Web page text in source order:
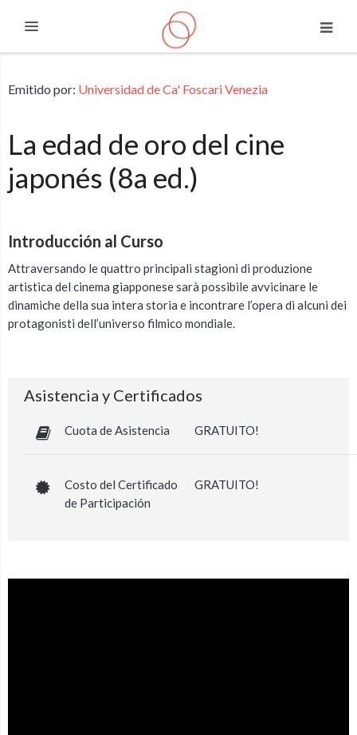
Expandir
Emitido por: Universidad de Ca' Foscari Venezia
La edad de oro del cine
japonés (8a ed.)
Introducción al Curso
Attraversando le quattro principali stagioni di produzione
artistica del cinema giapponese sarà possibile avvicinare le
dinamiche della sua intera storia e incontrare l’opera di alcuni dei
protagonisti dell’universo filmico mondiale.
Asistencia y Certificados
Cuota de Asistencia GRATUITO!
Costo del Certificado
de Participación
GRATUITO!